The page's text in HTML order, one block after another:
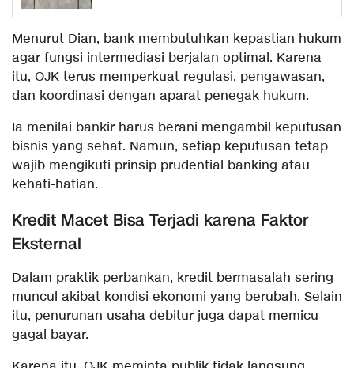
Menurut Dian, bank membutuhkan kepastian hukum
agar fungsi intermediasi berjalan optimal. Karena
itu, OJK terus memperkuat regulasi, pengawasan,
dan koordinasi dengan aparat penegak hukum.
Ia menilai bankir harus berani mengambil keputusan
bisnis yang sehat. Namun, setiap keputusan tetap
wajib mengikuti prinsip prudential banking atau
kehati-hatian.
Kredit Macet Bisa Terjadi karena Faktor
Eksternal
Dalam praktik perbankan, kredit bermasalah sering
muncul akibat kondisi ekonomi yang berubah. Selain
itu, penurunan usaha debitur juga dapat memicu
gagal bayar.